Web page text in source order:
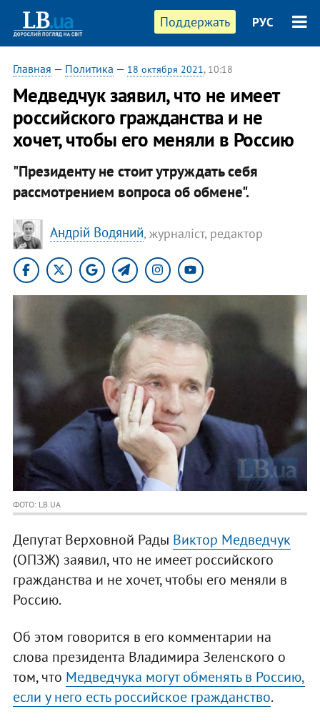
Поддержать РУС
Главная — Политика — 18 октября 2021, 10:18
Медведчук заявил, что не имеет
российского гражданства и не
хочет, чтобы его меняли в Россию
"Президенту не стоит утруждать себя
рассмотрением вопроса об обмене".
Андрій Водяний, журналіст, редактор
ФОТО: LB.UA
Депутат Верховной Рады Виктор Медведчук
(ОПЗЖ) заявил, что не имеет российского
гражданства и не хочет, чтобы его меняли в
Россию.
Об этом говорится в его комментарии на
слова президента Владимира Зеленского о
том, что Медведчука могут обменять в Россию,
если у него есть российское гражданство.